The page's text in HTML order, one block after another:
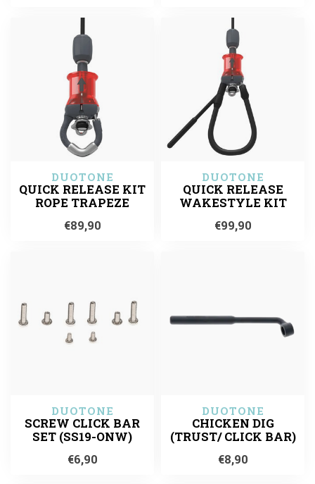
DUOTONE
QUICK RELEASE KIT
ROPE TRAPEZE
€89,90
DUOTONE
QUICK RELEASE
WAKESTYLE KIT
€99,90
DUOTONE
SCREW CLICK BAR
SET (SS19-ONW)
€6,90
DUOTONE
CHICKEN DIG
(TRUST/ CLICK BAR)
€8,90